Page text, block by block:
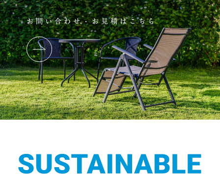
お問い合わせ・お見積はこちら